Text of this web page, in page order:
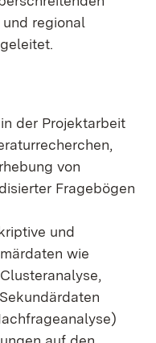
regional
der Projektarbeit
von
Fragebögen
und
wie